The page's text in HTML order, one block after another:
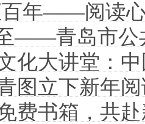
题活动
年——阅读
——青岛市公
周系列活动
化大讲堂：
图立下新年
费书箱，共